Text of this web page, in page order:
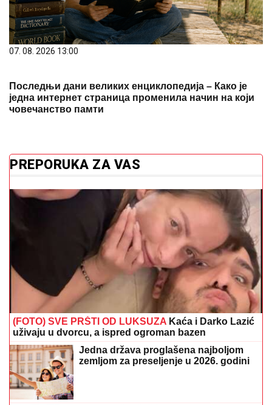
07. 08. 2026 13:00
Последњи дани великих енциклопедија – Како је
једна интернет страница променила начин на који
човечанство памти
PREPORUKA ZA VAS
(FOTO) SVE PRŠTI OD LUKSUZA Kaća i Darko Lazić
uživaju u dvorcu, a ispred ogroman bazen
Jedna država proglašena najboljom
zemljom za preseljenje u 2026. godini